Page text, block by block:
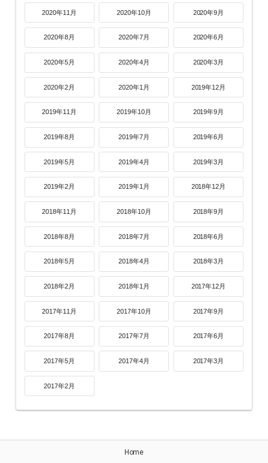
2020年11月 2020年10月 2020年9月
2020年8月 2020年7月 2020年6月
2020年5月 2020年4月 2020年3月
2020年2月 2020年1月 2019年12月
2019年11月 2019年10月 2019年9月
2019年8月 2019年7月 2019年6月
2019年5月 2019年4月 2019年3月
2019年2月 2019年1月 2018年12月
2018年11月 2018年10月 2018年9月
2018年8月 2018年7月 2018年6月
2018年5月 2018年4月 2018年3月
2018年2月 2018年1月 2017年12月
2017年11月 2017年10月 2017年9月
2017年8月 2017年7月 2017年6月
2017年5月 2017年4月 2017年3月
2017年2月
Home